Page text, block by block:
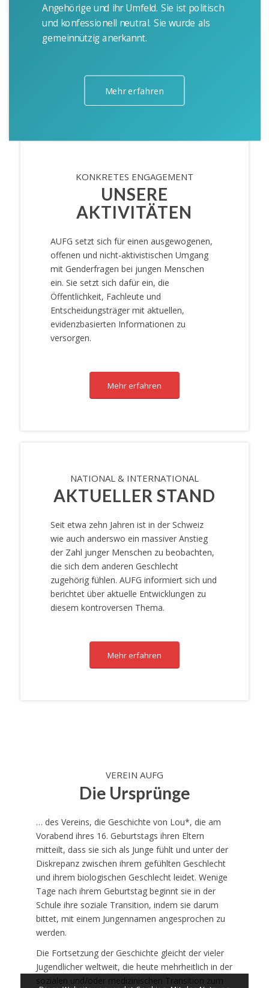
Angehörige und ihr Umfeld. Sie ist politisch
und konfessionell neutral. Sie wurde als
gemeinnützig anerkannt.
Mehr erfahren
KONKRETES ENGAGEMENT
UNSERE
AKTIVITÄTEN
AUFG setzt sich für einen ausgewogenen,
offenen und nicht-aktivistischen Umgang
mit Genderfragen bei jungen Menschen
ein. Sie setzt sich dafür ein, die
Öffentlichkeit, Fachleute und
Entscheidungsträger mit aktuellen,
evidenzbasierten Informationen zu
versorgen.
Mehr erfahren
NATIONAL & INTERNATIONAL
AKTUELLER STAND
Seit etwa zehn Jahren ist in der Schweiz
wie auch anderswo ein massiver Anstieg
der Zahl junger Menschen zu beobachten,
die sich dem anderen Geschlecht
zugehörig fühlen. AUFG informiert sich und
berichtet über aktuelle Entwicklungen zu
diesem kontroversen Thema.
Mehr erfahren
VEREIN AUFG
Die Ursprünge
… des Vereins, die Geschichte von Lou*, die am
Vorabend ihres 16. Geburtstags ihren Eltern
mitteilt, dass sie sich als Junge fühlt und unter der
Diskrepanz zwischen ihrem gefühlten Geschlecht
und ihrem biologischen Geschlecht leidet. Wenige
Tage nach ihrem Geburtstag beginnt sie in der
Schule ihre soziale Transition, indem sie darum
bittet, mit einem Jungennamen angesprochen zu
werden.
Die Fortsetzung der Geschichte gleicht der vieler
Jugendlicher weltweit, die heute mehrheitlich in der
sozialen und/oder medizinischen Transition zum